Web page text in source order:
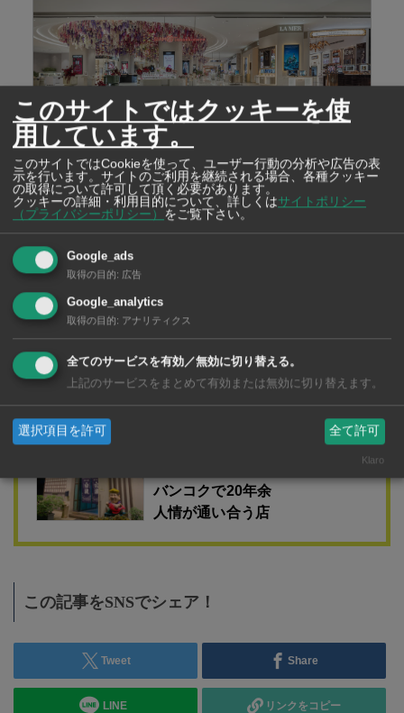
サイアム高島屋に新ビューティーゾーン
「Beauty Garden」誕生！ 世界的なコスメ＆ラ
ンジェリーブランドが集結
タイで唯一の日本の百貨店「サイアム高島屋」に、新た
なビューティーゾーン「Beauty Garden（…
おすすめ
バンコクで20年余
人情が通い合う店
この記事をSNSでシェア！
Tweet Share
LINE リンクをコピー
このサイトではクッキーを使
用しています。
このサイトではCookieを使って、ユーザー行動の分析や広告の表
示を行います。サイトのご利用を継続される場合、各種クッキー
の取得について許可して頂く必要があります。
クッキーの詳細・利用目的について、詳しくはサイトポリシー
（プライバシーポリシー）
をご覧下さい。
Google_ads
取得の目的: 広告
Google_analytics
取得の目的: アナリティクス
全てのサービスを有効／無効に切り替える。
上記のサービスをまとめて有効または無効に切り替えます。
選択項目を許可 全て許可
Klaro